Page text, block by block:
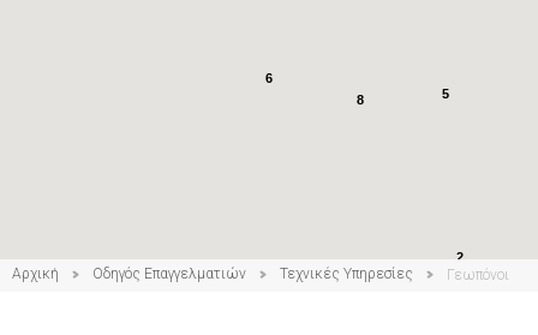
6
5
8
2
Αρχική Οδηγός Επαγγελματιών Τεχνικές Υπηρεσίες Γεωπόνοι